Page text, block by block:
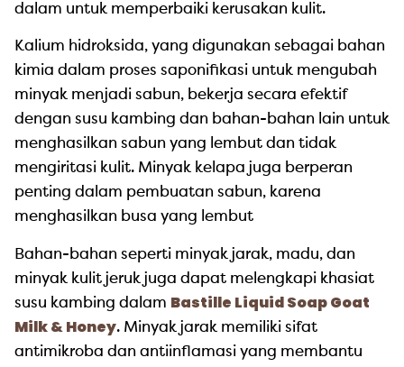
dalam untuk memperbaiki kerusakan kulit.
Kalium hidroksida, yang digunakan sebagai bahan
kimia dalam proses saponifikasi untuk mengubah
minyak menjadi sabun, bekerja secara efektif
dengan susu kambing dan bahan-bahan lain untuk
menghasilkan sabun yang lembut dan tidak
mengiritasi kulit. Minyak kelapa juga berperan
penting dalam pembuatan sabun, karena
menghasilkan busa yang lembut
Bahan-bahan seperti minyak jarak, madu, dan
minyak kulit jeruk juga dapat melengkapi khasiat
susu kambing dalam Bastille Liquid Soap Goat
Milk & Honey. Minyak jarak memiliki sifat
antimikroba dan antiinflamasi yang membantu